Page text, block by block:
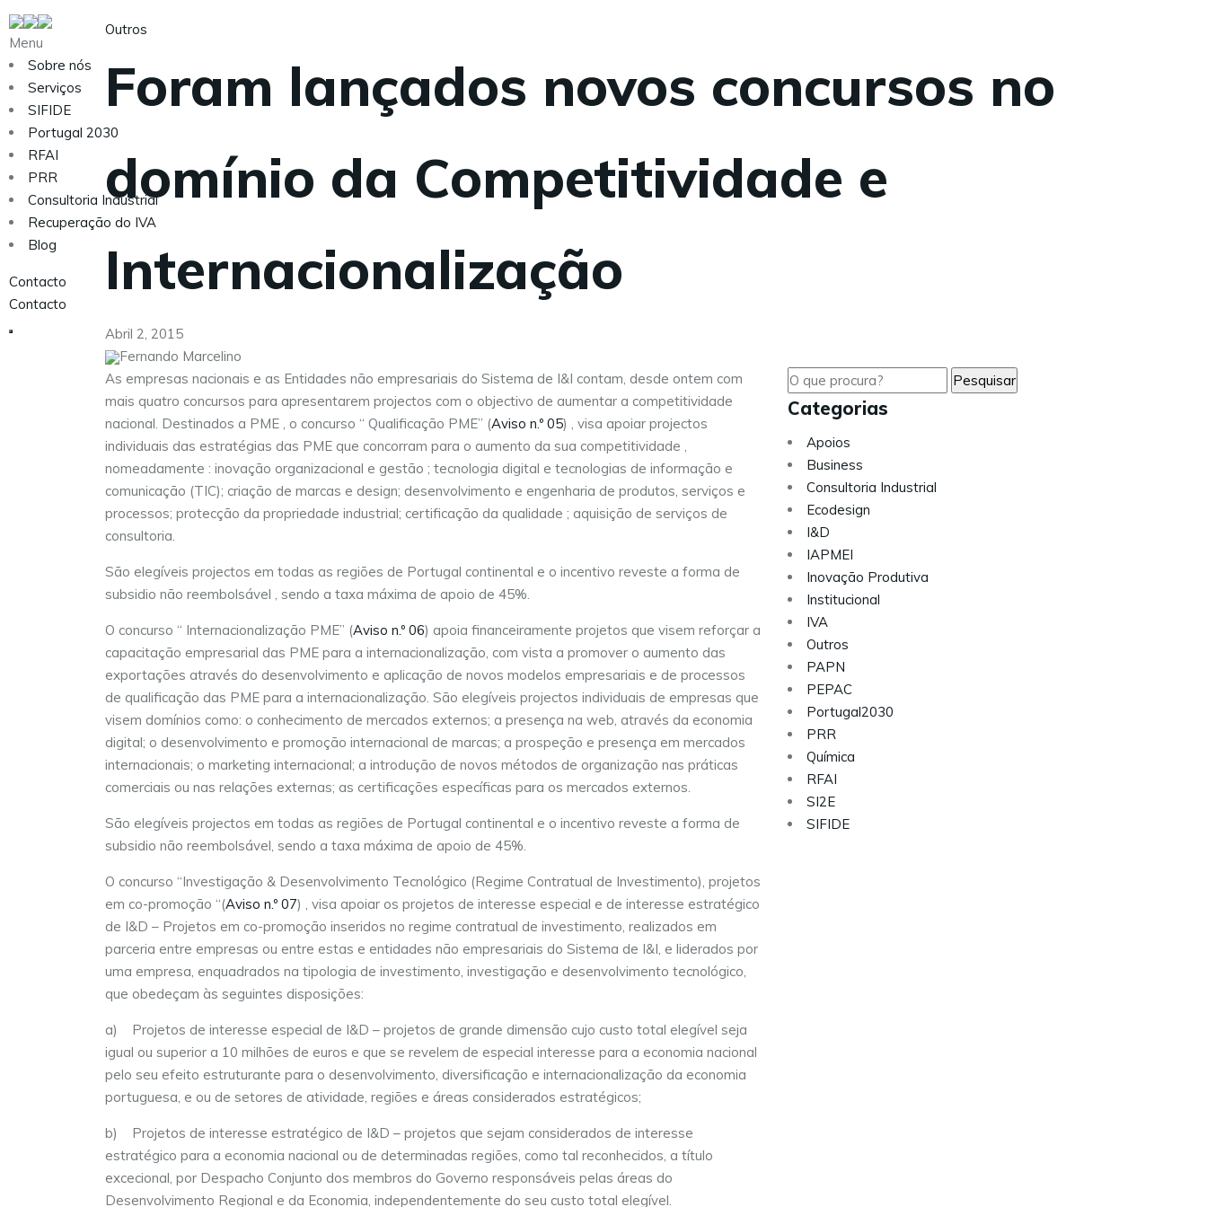
Menu
Sobre nós
Serviços
SIFIDE
Portugal 2030
RFAI
PRR
Consultoria Industrial
Recuperação do IVA
Blog
Contacto
Contacto
Outros
Foram lançados novos concursos no
domínio da Competitividade e
Internacionalização
Abril 2, 2015
Fernando Marcelino
As empresas nacionais e as Entidades não empresariais do Sistema de I&I contam, desde ontem com
mais quatro concursos para apresentarem projectos com o objectivo de aumentar a competitividade
nacional. Destinados a PME , o concurso “ Qualificação PME” (Aviso n.º 05) , visa apoiar projectos
individuais das estratégias das PME que concorram para o aumento da sua competitividade ,
nomeadamente : inovação organizacional e gestão ; tecnologia digital e tecnologias de informação e
comunicação (TIC); criação de marcas e design; desenvolvimento e engenharia de produtos, serviços e
processos; protecção da propriedade industrial; certificação da qualidade ; aquisição de serviços de
consultoria.
São elegíveis projectos em todas as regiões de Portugal continental e o incentivo reveste a forma de
subsidio não reembolsável , sendo a taxa máxima de apoio de 45%.
O concurso “ Internacionalização PME” (Aviso n.º 06) apoia financeiramente projetos que visem reforçar a
capacitação empresarial das PME para a internacionalização, com vista a promover o aumento das
exportações através do desenvolvimento e aplicação de novos modelos empresariais e de processos
de qualificação das PME para a internacionalização. São elegíveis projectos individuais de empresas que
visem domínios como: o conhecimento de mercados externos; a presença na web, através da economia
digital; o desenvolvimento e promoção internacional de marcas; a prospeção e presença em mercados
internacionais; o marketing internacional; a introdução de novos métodos de organização nas práticas
comerciais ou nas relações externas; as certificações específicas para os mercados externos.
São elegíveis projectos em todas as regiões de Portugal continental e o incentivo reveste a forma de
subsidio não reembolsável, sendo a taxa máxima de apoio de 45%.
O concurso “Investigação & Desenvolvimento Tecnológico (Regime Contratual de Investimento), projetos
em co-promoção “(Aviso n.º 07) , visa apoiar os projetos de interesse especial e de interesse estratégico
de I&D – Projetos em co-promoção inseridos no regime contratual de investimento, realizados em
parceria entre empresas ou entre estas e entidades não empresariais do Sistema de I&I, e liderados por
uma empresa, enquadrados na tipologia de investimento, investigação e desenvolvimento tecnológico,
que obedeçam às seguintes disposições:
a) Projetos de interesse especial de I&D – projetos de grande dimensão cujo custo total elegível seja
igual ou superior a 10 milhões de euros e que se revelem de especial interesse para a economia nacional
pelo seu efeito estruturante para o desenvolvimento, diversificação e internacionalização da economia
portuguesa, e ou de setores de atividade, regiões e áreas considerados estratégicos;
b) Projetos de interesse estratégico de I&D – projetos que sejam considerados de interesse
estratégico para a economia nacional ou de determinadas regiões, como tal reconhecidos, a título
excecional, por Despacho Conjunto dos membros do Governo responsáveis pelas áreas do
Desenvolvimento Regional e da Economia, independentemente do seu custo total elegível.
Categorias
Apoios
Business
Consultoria Industrial
Ecodesign
I&D
IAPMEI
Inovação Produtiva
Institucional
IVA
Outros
PAPN
PEPAC
Portugal2030
PRR
Química
RFAI
SI2E
SIFIDE